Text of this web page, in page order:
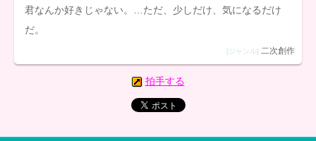
君なんか好きじゃない。…ただ、少しだけ、気になるだけ
だ。
[ジャンル] 二次創作
拍手する